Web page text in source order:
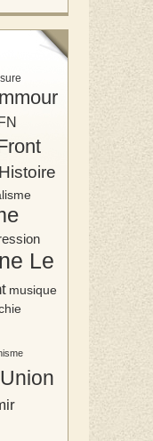
Histoire
Le
musique
Union